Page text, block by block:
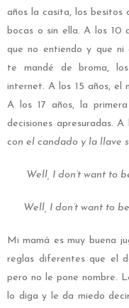
años la casita, los besitos
bocas o sin ella. A los 10
que no entiendo y que ni
te mandé de broma,
internet. A los 15 años, el
A los 17 años, la
decisiones apresuradas.
con el candado y la llave
Well, I don’t want to
Well, I don’t want to
Mi mamá es muy buena
reglas diferentes que el
pero no le pone nombre.
lo diga y le da miedo